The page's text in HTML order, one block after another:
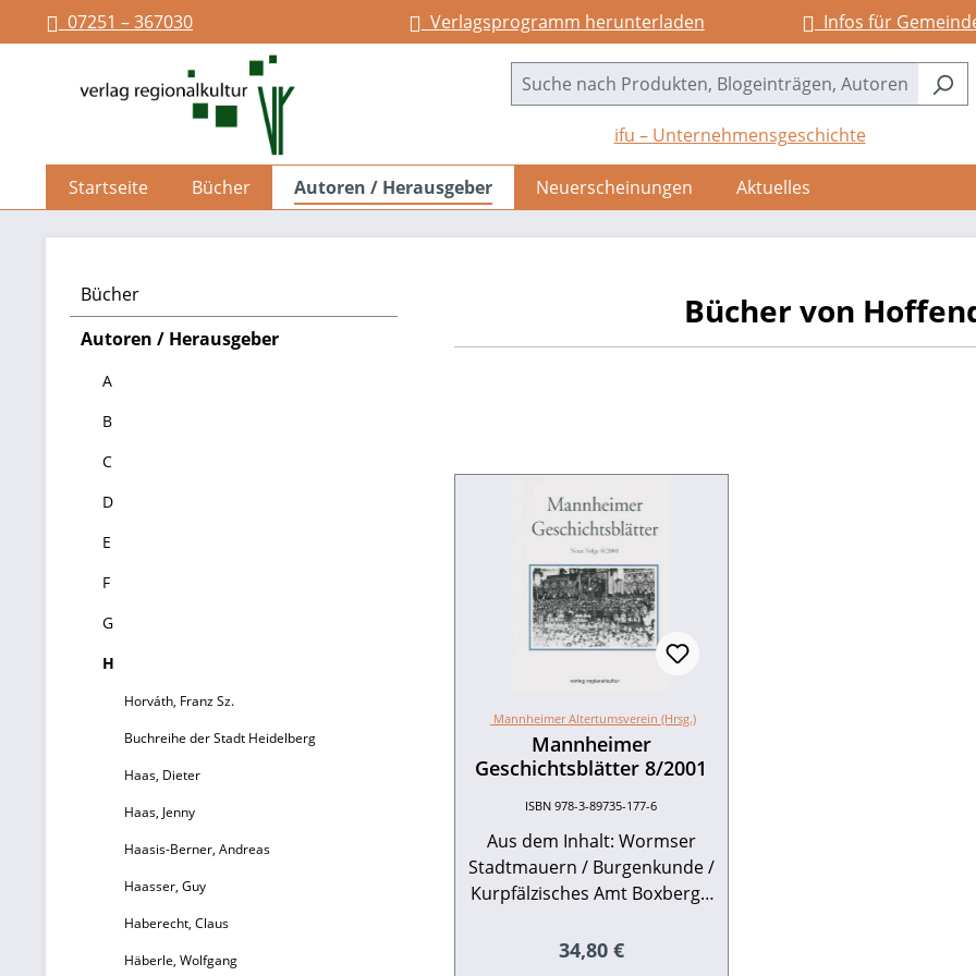
Zur Hauptnavigation springen
07251 – 367030 Verlagsprogramm herunterladen Infos für
ifu – Unternehmensgeschichte
Startseite Bücher Autoren / Herausgeber Neuerscheinungen Aktuelles
Bücher
Autoren / Herausgeber
A
B
C
D
E
F
G
H
Horváth, Franz Sz.
Buchreihe der Stadt Heidelberg
Haas, Dieter
Haas, Jenny
Haasis-Berner, Andreas
Haasser, Guy
Haberecht, Claus
Häberle, Wolfgang
Bücher von
Mannheimer Altertumsverein (Hrsg.)
Mannheimer
Geschichtsblätter 8/2001
ISBN 978-3-89735-177-6
Aus dem Inhalt: Wormser
Stadtmauern / Burgenkunde /
Kurpfälzisches Amt Boxberg /
Garnisonen im Neckartal 1689
Regulärer Preis:
34,80 €